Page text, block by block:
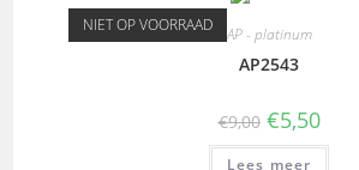
NIET OP VOORRAAD AP - platinum
AP2543
€9,00 €5,50
Lees meer